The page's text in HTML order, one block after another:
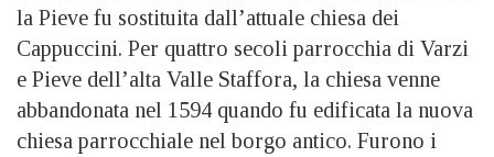
la Pieve fu sostituita dall’attuale chiesa dei
Cappuccini. Per quattro secoli parrocchia di Varzi
e Pieve dell’alta Valle Staffora, la chiesa venne
abbandonata nel 1594 quando fu edificata la nuova
chiesa parrocchiale nel borgo antico. Furono i